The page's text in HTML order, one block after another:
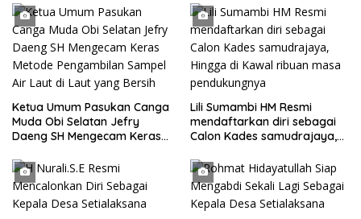
Provinsi Banten
Ketua Umum Pasukan Canga
Muda Obi Selatan Jefry
Daeng SH Mengecam Keras
Air Laut di Laut yang Bersih
Lili Sumambi HM Resmi
mendaftarkan diri sebagai
Calon Kades samudrajaya,
pendukungnya